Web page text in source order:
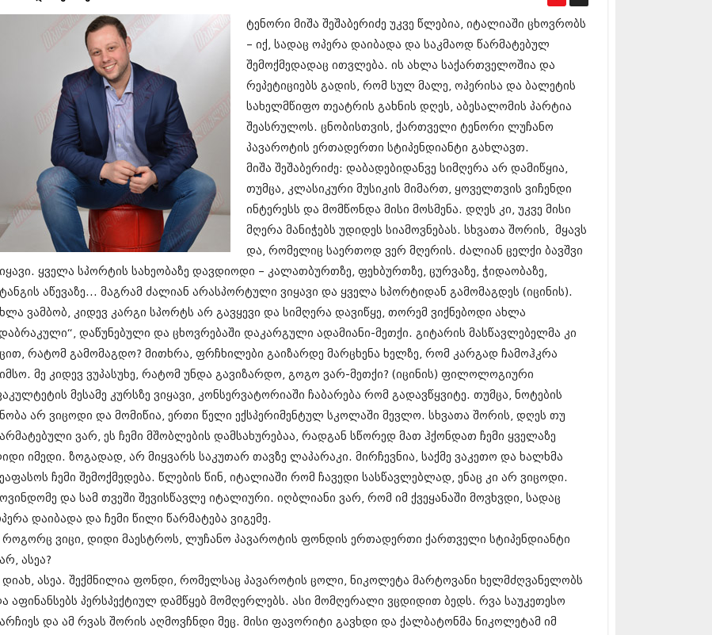
აგვისტო 2017 (212)
ივლისი 2017 (233)
ივნისი 2017 (265)
მაისი 2017 (216)
აპრილი 2017 (220)
მარტი 2017 (212)
თებერვალი 2017 (205)
იანვარი 2017 (246)
დეკემბერი 2016 (207)
ნოემბერი 2016 (207)
ოქტომბერი 2016 (257)
აგვისტო 2016 (258)
ივლისი 2016 (211)
ივნისი 2016 (221)
მაისი 2016 (261)
აპრილი 2016 (215)
მარტი 2016 (200)
თებერვალი 2016 (250)
იანვარი 2016 (206)
დეკემბერი 2015 (207)
ნოემბერი 2015 (264)
ოქტომბერი 2015 (204)
სექტემბერი 2015 (215)
ივლისი 2015 (173)
ივნისი 2015 (261)
მაისი 2015 (194)
აპრილი 2015 (208)
მარტი 2015 (365)
თებერვალი 2015 (286)
დეკემბერი 2014 (342)
ნოემბერი 2014 (290)
სექტემბერი 2014 (394)
აგვისტო 2014 (248)
ივნისი 2014 (366)
ტენორი მიშა შეშაბერიძე უკვე წლებია, იტალიაში ცხოვრობს
– იქ, სადაც ოპერა დაიბადა და საკმაოდ წარმატებულ
შემოქმედადაც ითვლება. ის ახლა საქართველოშია და
რეპეტიციებს გადის, რომ სულ მალე, ოპერისა და ბალეტის
სახელმწიფო თეატრის გახნის დღეს, აბესალომის პარტია
შეასრულოს. ცნობისთვის, ქართველი ტენორი ლუჩანო
პავაროტის ერთადერთი სტიპენდიანტი გახლავთ.
მიშა შეშაბერიძე: დაბადებიდანვე სიმღერა არ დამიწყია,
თუმცა, კლასიკური მუსიკის მიმართ, ყოველთვის ვიჩენდი
ინტერესს და მომწონდა მისი მოსმენა. დღეს კი, უკვე მისი
მღერა მანიჭებს უდიდეს სიამოვნებას. სხვათა შორის, მყავს
და, რომელიც საერთოდ ვერ მღერის. ძალიან ცელქი ბავშვი
ყველა სპორტის სახეობაზე დავდიოდი – კალათბურთზე, ფეხბურთზე, ცურვაზე, ჭიდაობაზე,
აწევაზე... მაგრამ ძალიან არასპორტული ვიყავი და ყველა სპორტიდან გამომაგდეს (იცინის).
ვამბობ, კიდევ კარგი სპორტს არ გავყევი და სიმღერა დავიწყე, თორემ ვიქნებოდი ახლა
დაწუნებული და ცხოვრებაში დაკარგული ადამიანი-მეთქი. გიტარის მასწავლებელმა კი
რატომ გამომაგდო? მითხრა, ფრჩხილები გაიზარდე მარცხენა ხელზე, რომ კარგად ჩამოჰკრა
მე კიდევ ვუპასუხე, რატომ უნდა გავიზარდო, გოგო ვარ-მეთქი? (იცინის) ფილოლოგიური
მესამე კურსზე ვიყავი, კონსერვატორიაში ჩაბარება რომ გადავწყვიტე. თუმცა, ნოტების
არ ვიცოდი და მომიწია, ერთი წელი ექსპერიმენტულ სკოლაში მევლო. სხვათა შორის, დღეს თუ
ვარ, ეს ჩემი მშობლების დამსახურებაა, რადგან სწორედ მათ ჰქონდათ ჩემი ყველაზე
იმედი. ზოგადად, არ მიყვარს საკუთარ თავზე ლაპარაკი. მირჩევნია, საქმე ვაკეთო და ხალხმა
ჩემი შემოქმედება. წლების წინ, იტალიაში რომ ჩავედი სასწავლებლად, ენაც კი არ ვიცოდი.
და სამ თვეში შევისწავლე იტალიური. იღბლიანი ვარ, რომ იმ ქვეყანაში მოვხვდი, სადაც
დაიბადა და ჩემი წილი წარმატება ვიგემე.
როგორც ვიცი, დიდი მაესტროს, ლუჩანო პავაროტის ფონდის ერთადერთი ქართველი სტიპენდიანტი
ასეა?
დიახ, ასეა. შექმნილია ფონდი, რომელსაც პავაროტის ცოლი, ნიკოლეტა მარტოვანი ხელმძღვანელობს
აფინანსებს პერსპექტიულ დამწყებ მომღერლებს. ასი მომღერალი ვცდიდით ბედს. რვა საუკეთესო
და ამ რვას შორის აღმოვჩნდი მეც. მისი ფავორიტი გავხდი და ქალბატონმა ნიკოლეტამ იმ